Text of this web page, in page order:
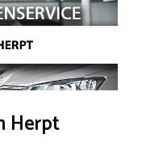
Herpt